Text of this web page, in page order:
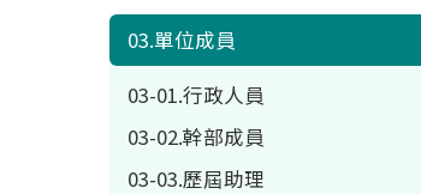
03.單位成員
03-01.行政人員
03-02.幹部成員
03-03.歷屆助理